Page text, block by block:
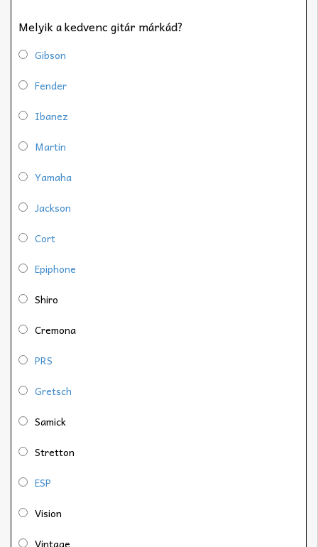
Melyik a kedvenc gitár márkád?
Gibson
Fender
Ibanez
Martin
Yamaha
Jackson
Cort
Epiphone
Shiro
Cremona
PRS
Gretsch
Samick
Stretton
ESP
Vision
Vintage